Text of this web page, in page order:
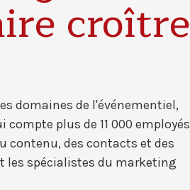
croître
domaines de l'événementiel,
plus de 11 000 employés
contenu, des contacts et des
les spécialistes du marketing